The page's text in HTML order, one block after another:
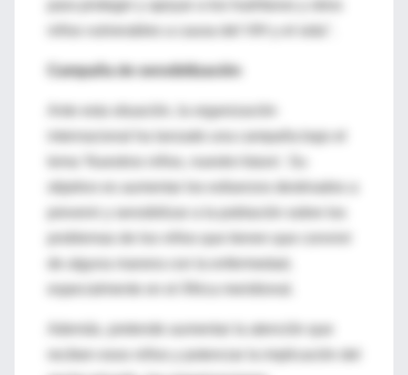
para proteger y apoyar a los huérfanos y otros
Campaña de sensibilización
Ante esta situación, la organización
de alguna manera con la enfermedad,